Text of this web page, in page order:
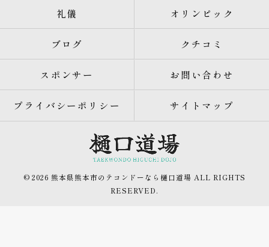
礼儀 オリンピック
ブログ クチコミ
スポンサー お問い合わせ
プライバシーポリシー サイトマップ
© 2026 熊本県熊本市のテコンドーなら樋口道場 ALL RIGHTS
RESERVED.